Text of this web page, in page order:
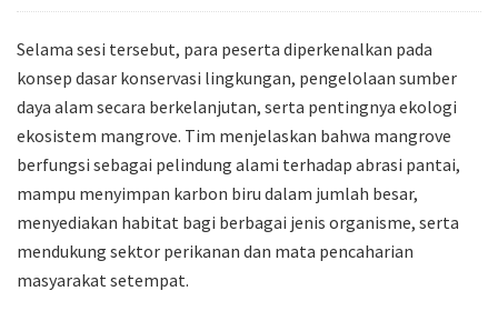
Selama sesi tersebut, para peserta diperkenalkan pada
konsep dasar konservasi lingkungan, pengelolaan sumber
daya alam secara berkelanjutan, serta pentingnya ekologi
ekosistem mangrove. Tim menjelaskan bahwa mangrove
berfungsi sebagai pelindung alami terhadap abrasi pantai,
mampu menyimpan karbon biru dalam jumlah besar,
menyediakan habitat bagi berbagai jenis organisme, serta
mendukung sektor perikanan dan mata pencaharian
masyarakat setempat.